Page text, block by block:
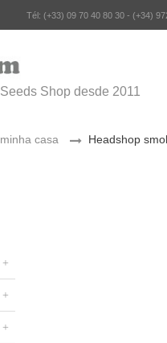
Tél: (+33) 09 70 40 80 30 - (+34)
Shop desde 2011
casa > Headshop